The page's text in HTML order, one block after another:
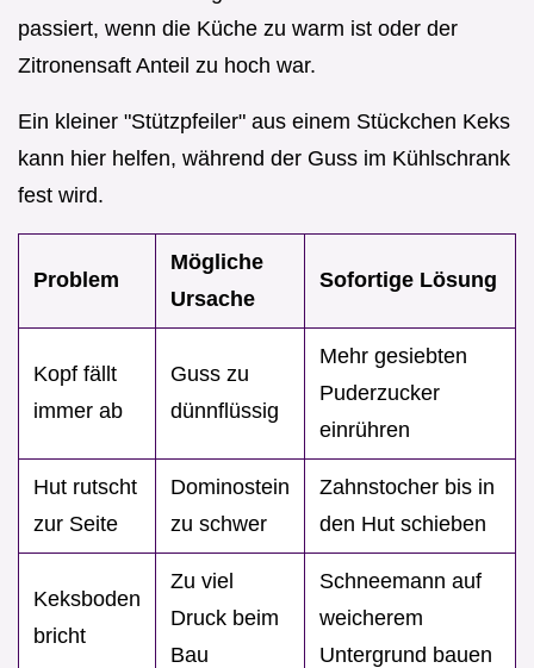
passiert, wenn die Küche zu warm ist oder der
Zitronensaft Anteil zu hoch war.
Ein kleiner "Stützpfeiler" aus einem Stückchen Keks
kann hier helfen, während der Guss im Kühlschrank
fest wird.
Problem
Mögliche
Ursache
Sofortige Lösung
Kopf fällt
immer ab
Guss zu
dünnflüssig
Mehr gesiebten
Puderzucker
einrühren
Hut rutscht
zur Seite
Dominostein
zu schwer
Zahnstocher bis in
den Hut schieben
Keksboden
bricht
Zu viel
Druck beim
Bau
Schneemann auf
weicherem
Untergrund bauen